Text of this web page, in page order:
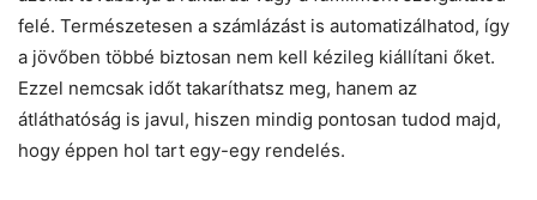
felé. Természetesen a számlázást is automatizálhatod, így
a jövőben többé biztosan nem kell kézileg kiállítani őket.
Ezzel nemcsak időt takaríthatsz meg, hanem az
átláthatóság is javul, hiszen mindig pontosan tudod majd,
hogy éppen hol tart egy-egy rendelés.